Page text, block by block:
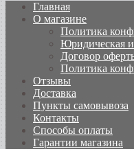
Главная
О магазине
Политика
Юридическая
Договор
Политика
Отзывы
Доставка
Пункты самовывоза
Контакты
Способы оплаты
Гарантии магазина